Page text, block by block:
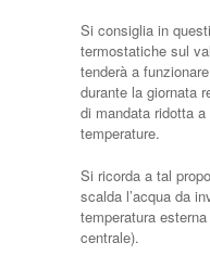
Si consiglia in
termostatiche sul
tenderà a
durante la giornata
di mandata ridotta
temperature.
Si ricorda a tal
scalda l’acqua da
temperatura
centrale).